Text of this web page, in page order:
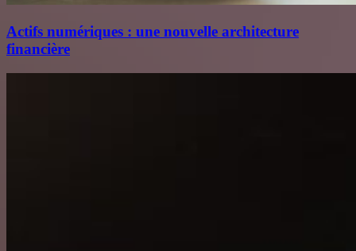
Actifs numériques : une nouvelle architecture
financière